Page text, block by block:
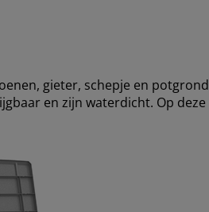
gieter, schepje en potgrond
en zijn waterdicht. Op deze